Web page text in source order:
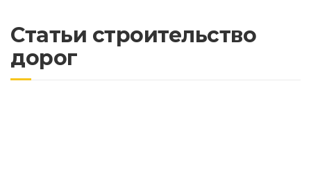
Статьи строительство
дорог